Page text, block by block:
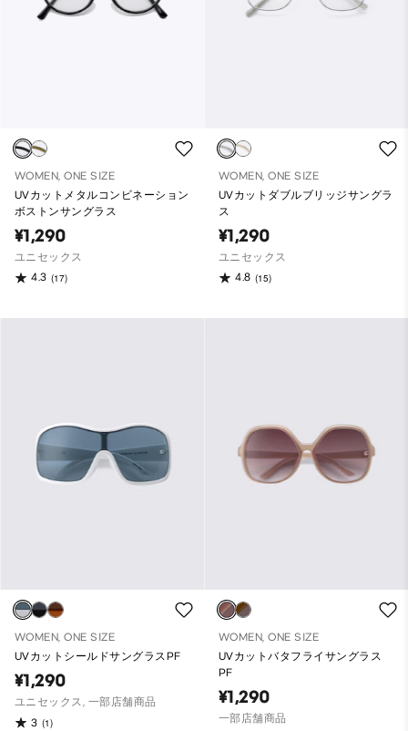
WOMEN, ONE SIZE
UVカットメタルコンビネーション
ボストンサングラス
¥1,290
ユニセックス
4.3 (17)
WOMEN, ONE SIZE
UVカットダブルブリッジサングラ
ス
¥1,290
ユニセックス
4.8 (15)
WOMEN, ONE SIZE
UVカットシールドサングラスPF
¥1,290
ユニセックス, 一部店舗商品
3 (1)
WOMEN, ONE SIZE
UVカットバタフライサングラス
PF
¥1,290
一部店舗商品